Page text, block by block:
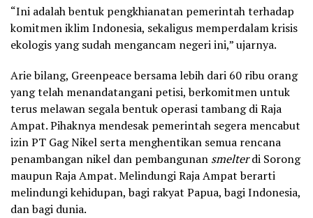
“Ini adalah bentuk pengkhianatan pemerintah terhadap
komitmen iklim Indonesia, sekaligus memperdalam krisis
ekologis yang sudah mengancam negeri ini,” ujarnya.
Arie bilang, Greenpeace bersama lebih dari 60 ribu orang
yang telah menandatangani petisi, berkomitmen untuk
terus melawan segala bentuk operasi tambang di Raja
Ampat. Pihaknya mendesak pemerintah segera mencabut
izin PT Gag Nikel serta menghentikan semua rencana
penambangan nikel dan pembangunan smelterdi Sorong
maupun Raja Ampat. Melindungi Raja Ampat berarti
melindungi kehidupan, bagi rakyat Papua, bagi Indonesia,
dan bagi dunia.